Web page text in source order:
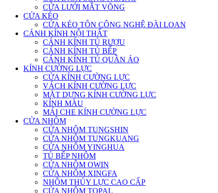
CỬA LƯỚI MẮT VÕNG
CỬA KÉO
CỬA KÉO TÔN CÔNG NGHỆ ĐÀI LOAN
CÁNH KÍNH NỘI THẤT
CÁNH KÍNH TỦ RƯỢU
CÁNH KÍNH TỦ BẾP
CÁNH KÍNH TỦ QUẦN ÁO
KÍNH CƯỜNG LỰC
CỬA KÍNH CƯỜNG LỰC
VÁCH KÍNH CƯỜNG LỰC
MẶT DỰNG KÍNH CƯỜNG LỰC
KÍNH MÀU
MÁI CHE KÍNH CƯỜNG LỰC
CỬA NHÔM
CỬA NHÔM TUNGSHIN
CỬA NHÔM TUNGKUANG
CỬA NHÔM YINGHUA
TỦ BẾP NHÔM
CỬA NHÔM OWIN
CỬA NHÔM XINGFA
NHÔM THỦY LỰC CAO CẤP
CỬA NHÔM TOPAL